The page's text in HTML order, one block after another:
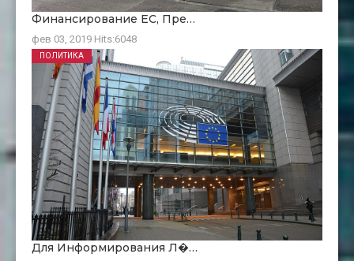
Финансирование ЕC, Пре…
фев 03, 2019 Hits:6048
Для Информирования Л�…
ПОЛИТИКА